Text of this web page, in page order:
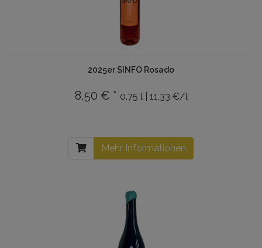
2025er SINFO Rosado
8,50 € * 0.75 l | 11,33 €/l
Mehr Informationen